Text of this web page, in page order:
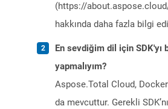
(https://
hakkında daha fazla bilgi
En sevdiğim dil için SDK'yı
yapmalıyım?
Aspose.Total Cloud,
da mevcuttur. Gerekli